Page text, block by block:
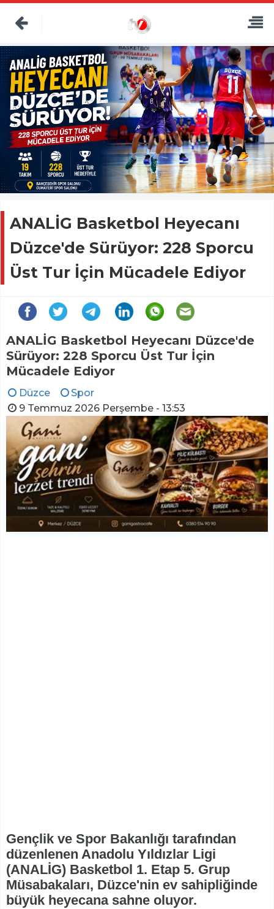
ANALİG Basketbol Heyecanı
Düzce'de Sürüyor: 228 Sporcu
Üst Tur İçin Mücadele Ediyor
ANALİG Basketbol Heyecanı Düzce'de
Sürüyor: 228 Sporcu Üst Tur İçin
Mücadele Ediyor
Düzce
Spor
9 Temmuz 2026 Perşembe - 13:53
Gençlik ve Spor Bakanlığı tarafından
düzenlenen Anadolu Yıldızlar Ligi
(ANALİG) Basketbol 1. Etap 5. Grup
Müsabakaları, Düzce'nin ev sahipliğinde
büyük heyecana sahne oluyor.